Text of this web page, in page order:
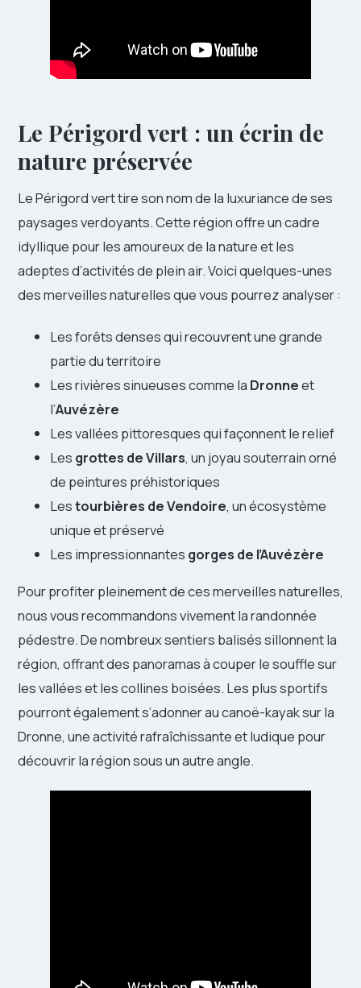
Le Périgord vert : un écrin de
nature préservée
Le Périgord vert tire son nom de la luxuriance de ses
paysages verdoyants. Cette région offre un cadre
idyllique pour les amoureux de la nature et les
adeptes d’activités de plein air. Voici quelques-unes
des merveilles naturelles que vous pourrez analyser :
Les forêts denses qui recouvrent une grande
partie du territoire
Les rivières sinueuses comme la Dronneet
l’Auvézère
Les vallées pittoresques qui façonnent le relief
Les grottes de Villars, un joyau souterrain orné
de peintures préhistoriques
Lestourbières de Vendoire, un écosystème
unique et préservé
Les impressionnantes gorges de l’Auvézère
Pour profiter pleinement de ces merveilles naturelles,
nous vous recommandons vivement la randonnée
pédestre. De nombreux sentiers balisés sillonnent la
région, offrant des panoramas à couper le souffle sur
les vallées et les collines boisées. Les plus sportifs
pourront également s’adonner au canoë-kayak sur la
Dronne, une activité rafraîchissante et ludique pour
découvrir la région sous un autre angle.